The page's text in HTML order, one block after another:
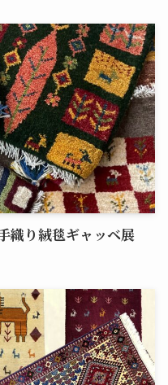
織り絨毯ギャッベ展